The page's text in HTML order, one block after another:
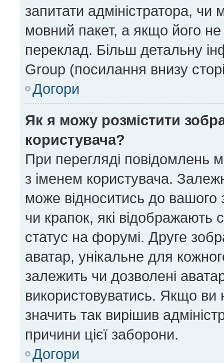
запитати адміністратора,
мовний пакет, а якщо його
переклад. Більш детальну
Group (посилання внизу
Догори
Як я можу розмістити
користувача?
При перегляді повідомлень
з іменем користувача.
може відноситись до вашого
чи крапок, які
статус на форумі. Друге
аватар, унікальне для
залежить чи дозволені
використовуватись. Якщо ви
значить так вирішив
причини цієї заборони.
Догори